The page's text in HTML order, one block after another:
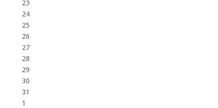
23
24
25
26
27
28
29
30
31
1